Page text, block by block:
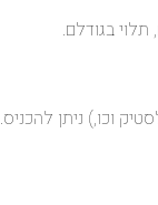
וכו,) ניתן להכניס.